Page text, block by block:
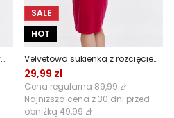
Sukienka mini o dopasowanym fasonie
SALE
HOT
Velvetowa sukienka z rozcięciem, czerwona
29,99 zł
Cena regularna 89,99 zł
Najniższa cena z 30 dni przed
obniżką 49,99 zł